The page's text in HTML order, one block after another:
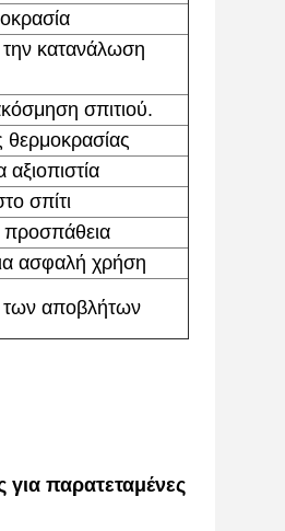
την κατανάλωση
σπιτιού.
θερμοκρασίας
σπίτι
προσπάθεια
ασφαλή χρήση
των αποβλήτων
παρατεταμένες